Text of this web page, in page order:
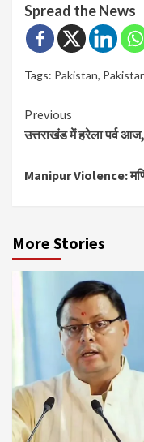
Spread the News
Tags: Pakistan,
Continue
Reading
Previous
उत्तराखंड में हरेला पर्व आज,
Manipur Violence:
More Stories